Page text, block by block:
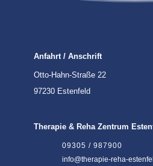
Anfahrt / Anschrift
Otto-Hahn-Straße 22
97230 Estenfeld
Therapie & Reha Zentrum
09305 / 987900
info@therapie-reha-